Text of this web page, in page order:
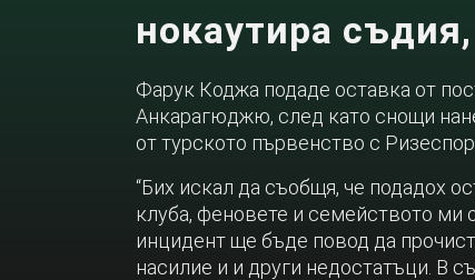
нокаутира
Фарук Коджа подаде оставка от
Анкарагюджю, след като снощи
от турското първенство с
“Бих искал да съобщя, че подадох
клуба, феновете и семейството ми
инцидент ще бъде повод да
насилие и и други недостатъци. В